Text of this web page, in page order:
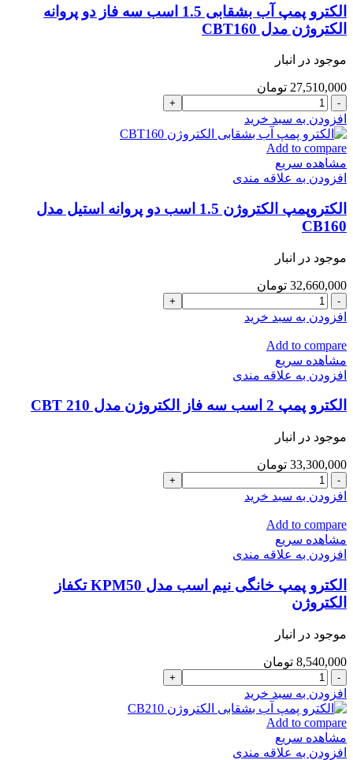
تکفاز
الکتروژن
مدل
CB310
عدد
الکترو پمپ آب بشقابی 1.5 اسب سه فاز دو پروانه
الکتروژن مدل CBT160
موجود در انبار
27,510,000 تومان
الکترو
پمپ
آب
بشقابی
1.5
اسب
فاز
دو
پروانه
الکتروژن
مدل
CBT160
عدد
افزودن به سبد خرید
Add to compare
مشاهده سریع
افزودن به علاقه مندی
الکتروپمپ الکتروژن 1.5 اسب دو پروانه استیل مدل
CB160
موجود در انبار
32,660,000 تومان
الکتروپمپ
الکتروژن
1.5
اسب
دو
پروانه
مدل
CB160
عدد
افزودن به سبد خرید
Add to compare
مشاهده سریع
افزودن به علاقه مندی
الکترو پمپ 2 اسب سه فاز الکتروژن مدل CBT 210
موجود در انبار
33,300,000 تومان
الکترو
پمپ
2
اسب
سه
فاز
مدل
CBT
210
افزودن به سبد خرید
Add to compare
مشاهده سریع
افزودن به علاقه مندی
الکترو پمپ خانگی نیم اسب مدل KPM50 تکفاز
الکتروژن
موجود در انبار
8,540,000 تومان
الکترو
پمپ
خانگی
نیم
اسب
مدل
افزودن به سبد خرید
Add to compare
مشاهده سریع
افزودن به علاقه مندی